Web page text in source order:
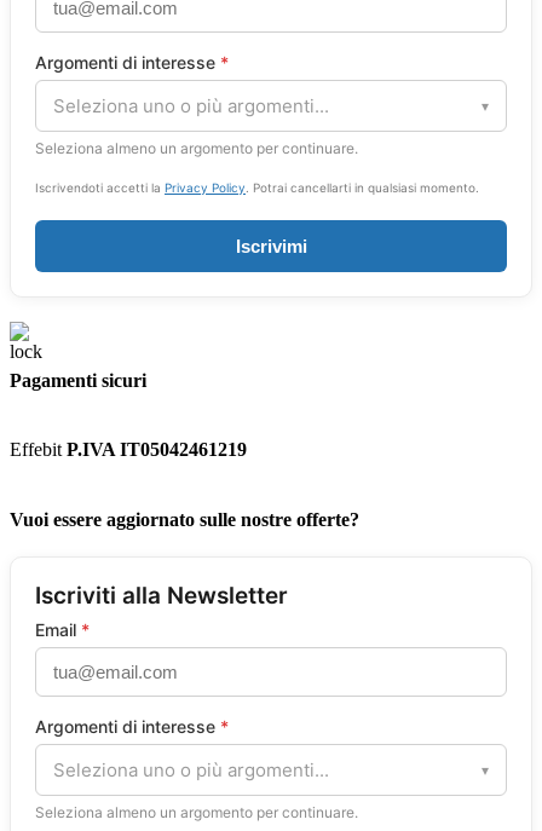
Argomenti di interesse *
Seleziona uno o più argomenti... ▾
Seleziona almeno un argomento per continuare.
Iscrivendoti accetti la Privacy Policy . Potrai cancellarti in qualsiasi momento.
Iscrivimi
Pagamenti sicuri
EffebitP.IVA IT05042461219
Vuoi essere aggiornato sulle nostre offerte?
Iscriviti alla Newsletter
Email *
Argomenti di interesse *
Seleziona uno o più argomenti... ▾
Seleziona almeno un argomento per continuare.